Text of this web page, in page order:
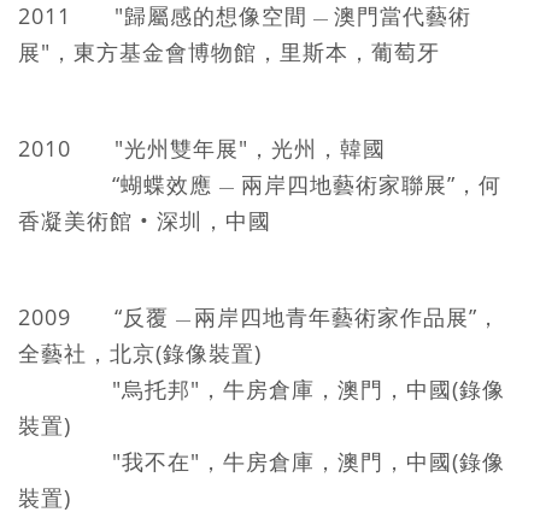
2011 "歸屬感的想像空間 — 澳門當代藝術
展"，東方基金會博物館，里斯本，葡萄牙
2010 "光州雙年展"，光州，韓國
“蝴蝶效應 — 兩岸四地藝術家聯展”，何
香凝美術館 • 深圳，中國
2009 “反覆 — 兩岸四地青年藝術家作品展”，
全藝社，北京(錄像裝置)
"烏托邦"，牛房倉庫，澳門，中國(錄像
裝置)
"我不在"，牛房倉庫，澳門，中國(錄像
裝置)